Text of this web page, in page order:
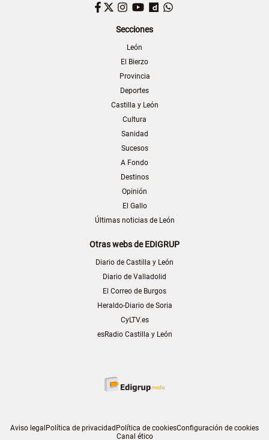
Facebook
TwitterInstagram
YouTubeDailymotion
Secciones
León
El Bierzo
Provincia
Deportes
Castilla y León
Cultura
Sanidad
Sucesos
A Fondo
Destinos
Opinión
El Gallo
Últimas noticias de León
Otras webs de EDIGRUP
Diario de Castilla y León
Diario de Valladolid
El Correo de Burgos
Heraldo-Diario de Soria
CyLTV.es
esRadio Castilla y León
Aviso legalPolítica de privacidadPolítica de cookiesConfiguración de cookies
Canal ético